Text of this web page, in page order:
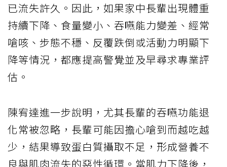
已流失許久。因此，如果家中長輩出現體重
持續下降、食量變小、吞嚥能力變差、經常
嗆咳、步態不穩、反覆跌倒或活動力明顯下
降等情況，都應提高警覺並及早尋求專業評
估。
陳宥達進一步說明，尤其長輩的吞嚥功能退
化常被忽略，長輩可能因擔心嗆到而越吃越
少，結果導致蛋白質攝取不足，形成營養不
良與肌肉流失的惡性循環。當肌力下降後，